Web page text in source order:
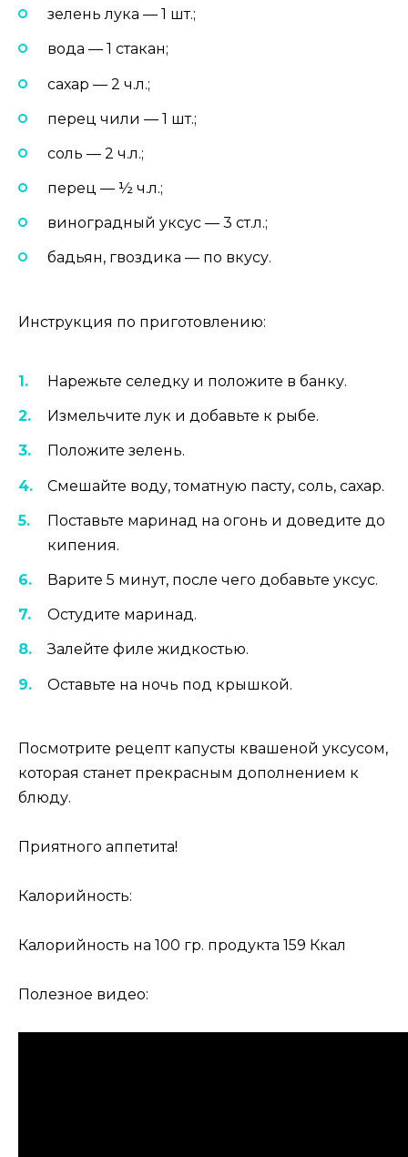
зелень лука — 1 шт.;
вода — 1 стакан;
сахар — 2 ч.л.;
перец чили — 1 шт.;
соль — 2 ч.л.;
перец — ½ ч.л.;
виноградный уксус — 3 ст.л.;
бадьян, гвоздика — по вкусу.
Инструкция по приготовлению:
Нарежьте селедку и положите в банку.
Измельчите лук и добавьте к рыбе.
Положите зелень.
Смешайте воду, томатную пасту, соль, сахар.
Поставьте маринад на огонь и доведите до
кипения.
Варите 5 минут, после чего добавьте уксус.
Остудите маринад.
Залейте филе жидкостью.
Оставьте на ночь под крышкой.
Посмотрите рецепт капусты квашеной уксусом,
которая станет прекрасным дополнением к
блюду.
Приятного аппетита!
Калорийность:
Калорийность на 100 гр. продукта 159 Ккал
Полезное видео: